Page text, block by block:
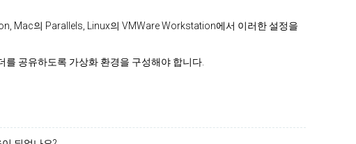
Mac의 Parallels, Linux의 VMWare Workstation에서 이러한 설정을
공유하도록 가상화 환경을 구성해야 합니다.